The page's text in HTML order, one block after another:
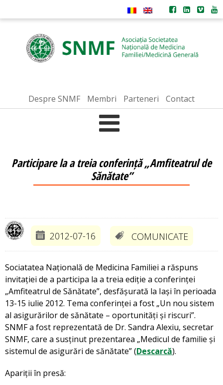
Despre SNMF Membri Parteneri Contact
Participare la a treia conferință „Amfiteatrul de
Sănătate”
2012-07-16 COMUNICATE
Sociatatea Națională de Medicina Familiei a răspuns
invitației de a participa la a treia ediție a conferinței
„Amfiteatrul de Sănătate”, desfășurată la Iași în perioada
13-15 iulie 2012. Tema conferinței a fost „Un nou sistem
al asigurărilor de sănătate – oportunități și riscuri”.
SNMF a fost reprezentată de Dr. Sandra Alexiu, secretar
SNMF, care a susținut prezentarea „Medicul de familie și
sistemul de asigurări de sănătate” (Descarcă).
Apariții în presă: